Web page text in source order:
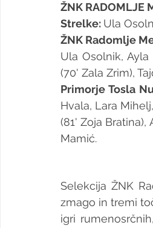
ŽNK RADOMLJE
Strelke: Ula
ŽNK Radomlje
Ula Osolnik, Ayla
(70' Zala Zrim),
Primorje Tosla
Hvala, Lara
(81' Zoja Bratina),
Mamić.
Selekcija ŽNK
zmago in tremi
igri